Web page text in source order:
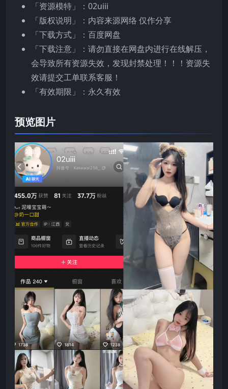
「资源模特」：02uiii
「版权说明」：内容来源网络 仅作分享
「下载方式」：百度网盘
「下载注意」：请勿直接在网盘内进行在线解压，
会导致所有资源失效，发现封禁处理！！！资源失
效请提交工单联系客服！
「有效期限」：永久有效
预览图片